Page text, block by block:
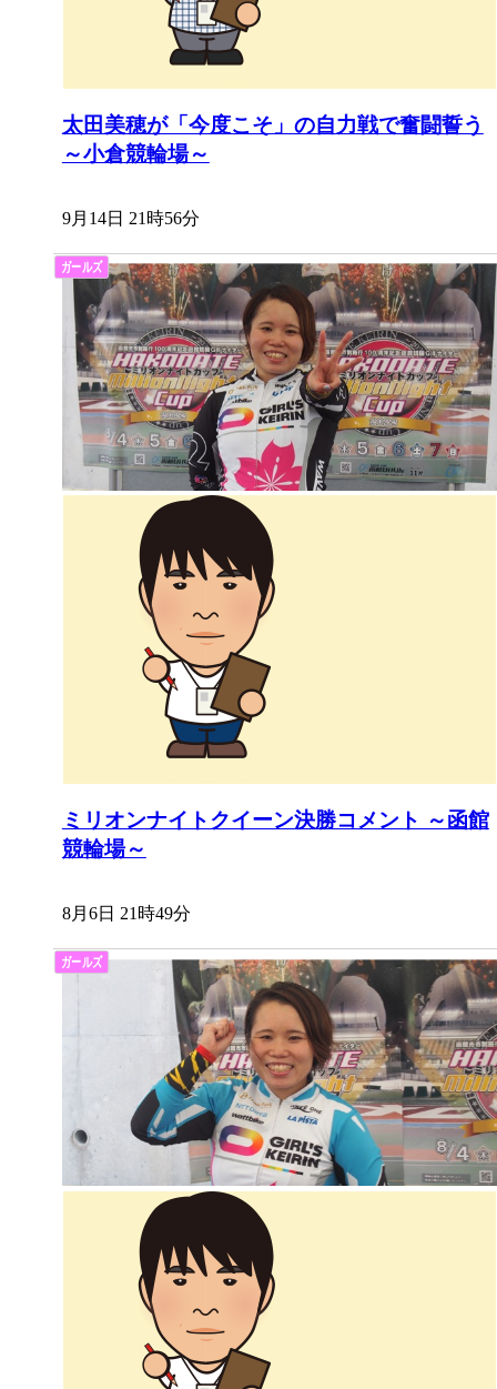
太田美穂が「今度こそ」の自力戦で奮闘誓う
～小倉競輪場～
9月14日 21時56分
ミリオンナイトクイーン決勝コメント ～函館
競輪場～
8月6日 21時49分